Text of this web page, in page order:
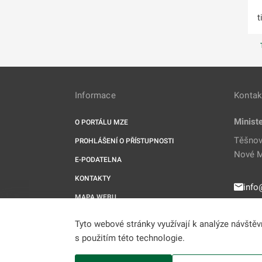
Informace
O PORTÁLU MZE
PROHLÁŠENÍ O PŘÍSTUPNOSTI
E-PODATELNA
KONTAKTY
MAPA WEBU
UPRAVIT COOKIES
Nové
Tyto webové stránky využívají k analýze
s použitím této technologie.